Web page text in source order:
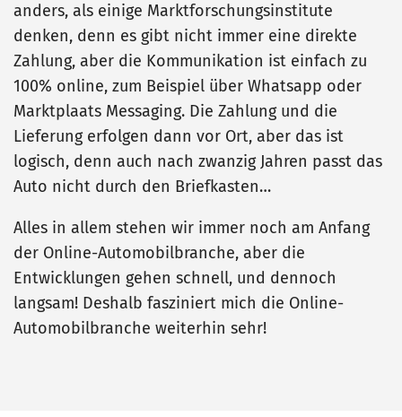
anders, als einige Marktforschungsinstitute
denken, denn es gibt nicht immer eine direkte
Zahlung, aber die Kommunikation ist einfach zu
100% online, zum Beispiel über Whatsapp oder
Marktplaats Messaging. Die Zahlung und die
Lieferung erfolgen dann vor Ort, aber das ist
logisch, denn auch nach zwanzig Jahren passt das
Auto nicht durch den Briefkasten…
Alles in allem stehen wir immer noch am Anfang
der Online-Automobilbranche, aber die
Entwicklungen gehen schnell, und dennoch
langsam! Deshalb fasziniert mich die Online-
Automobilbranche weiterhin sehr!